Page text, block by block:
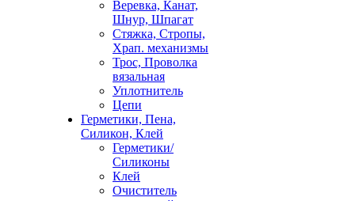
Веревка, Канат,
Шнур, Шпагат
Стяжка, Стропы,
Храп. механизмы
Трос, Проволка
вязальная
Уплотнитель
Цепи
Герметики, Пена,
Силикон, Клей
Герметики/
Силиконы
Клей
Очиститель